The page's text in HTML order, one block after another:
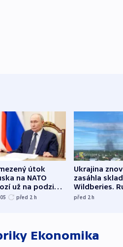
útok
na NATO
už na podzim,
tajné služby
před 2 h
Ukrajina
zasáhla
Wildberies.
útočili v
před 2h
Ekonomika